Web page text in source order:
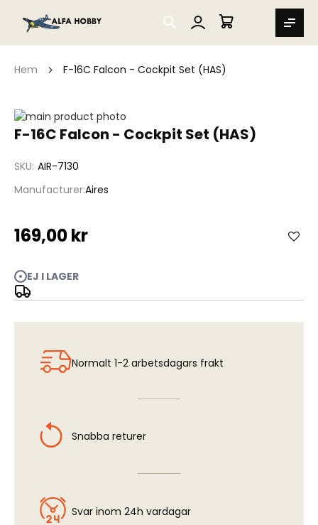
SEARCH
MIN VARUKORG
Hem F-16C Falcon - Cockpit Set (HAS)
F-16C Falcon - Cockpit Set (HAS)
SKU AIR-7130
ManufacturerAires
169,00 kr
EJ I LAGER
Hoppa
till
bildgalleriet
Hoppa
av
bildgalleriet
Normalt 1-2 arbetsdagars frakt
Snabba returer
Svar inom 24h vardagar